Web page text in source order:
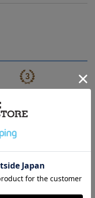
ィッ
1,760円
会員特典